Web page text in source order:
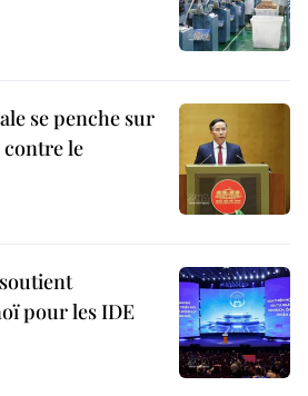
se penche sur
contre le
pour les IDE